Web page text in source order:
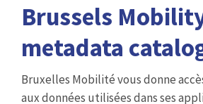
Brussels
metadata
Bruxelles Mobilité vous donne
aux données utilisées dans ses